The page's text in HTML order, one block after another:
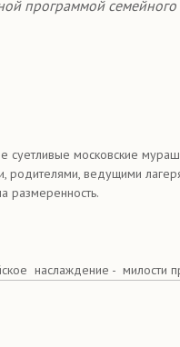
программой
суетливые московские
родителями, ведущими
размеренность.
наслаждение - милости